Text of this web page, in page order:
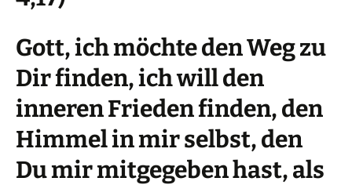
Gott, ich möchte den Weg zu
Dir finden, ich will den
inneren Frieden finden, den
Himmel in mir selbst, den
Du mir mitgegeben hast, als